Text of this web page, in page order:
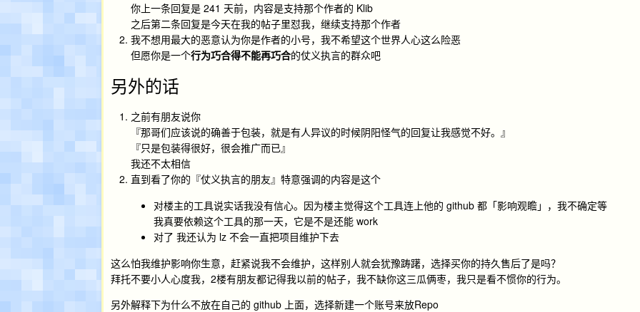
你上一条回复是 241 天前，内容是支持那个作者的 Klib
之后第二条回复是今天在我的帖子里怼我，继续支持那个作者
我不想用最大的恶意认为你是作者的小号，我不希望这个世界人心这么险恶
但愿你是一个行为巧合得不能再巧合的仗义执言的群众吧
另外的话
之前有朋友说你
『那哥们应该说的确善于包装，就是有人异议的时候阴阳怪气的回复让我感觉不好。』
『只是包装得很好，很会推广而已』
我还不太相信
直到看了你的『仗义执言的朋友』特意强调的内容是这个
对楼主的工具说实话我没有信心。因为楼主觉得这个工具连上他的 github 都「影响观瞻」，我不确定等
我真要依赖这个工具的那一天，它是不是还能 work
对了 我还认为 lz 不会一直把项目维护下去
这么怕我维护影响你生意，赶紧说我不会维护，这样别人就会犹豫踌躇，选择买你的持久售后了是吗？
拜托不要小人心度我，2楼有朋友都记得我以前的帖子，我不缺你这三瓜俩枣，我只是看不惯你的行为。
另外解释下为什么不放在自己的 github 上面，选择新建一个账号来放Repo